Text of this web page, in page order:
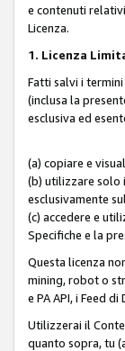
e contenuti
Licenza.
1. Licenza
Fatti salvi i
(inclusa la
esclusiva ed
(a) copiare e
(b) utilizzare solo
esclusivamente
(c) accedere e
Specifiche e la
Questa licenza
mining, robot o
e PA API, i Feed
Utilizzerai il
quanto sopra, tu